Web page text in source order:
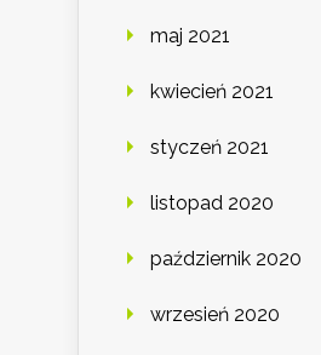
maj 2021
kwiecień 2021
styczeń 2021
listopad 2020
październik 2020
wrzesień 2020